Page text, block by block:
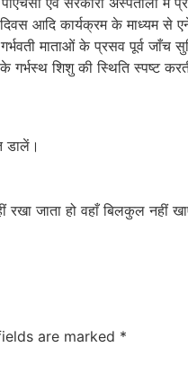
आदि कार्यक्रम के माध्यम से
माताओं के प्रसव पूर्व जाँच
गर्भस्थ शिशु की स्थिति
डालें।
जाता हो वहाँ बिलकुल नहीं
are marked *